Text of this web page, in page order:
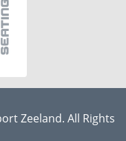
Zeeland. All Rights